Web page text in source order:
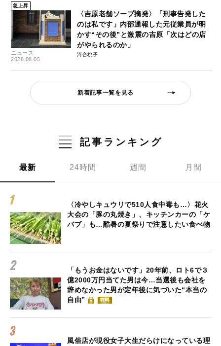
急上昇
ニュース
2026.08.05
〈吉原老舗ソープ摘発〉「刑事告発した
のは私です」内部通報した元従業員が明
かす“その後”と激震の吉原「次はどの店
がやられるのか」
河合桃子
新着記事一覧を見る
記事ランキング
最新 24時間 週間 月間
〈冷やしキュウリで510人食中毒も…〉花火
大会の「豚の丸焼き」、キッチンカーの「ケ
バブ」も…酷暑の夏祭りで注意したい食べ物
「もうお金はないです」20年前、ロト6で３
億2000万円当てた男は今…当選後も会社を
辞めなかった男が定年後に気づいた“本当の
自由”
有料
風俗店が現役女子大生だらけになっている理